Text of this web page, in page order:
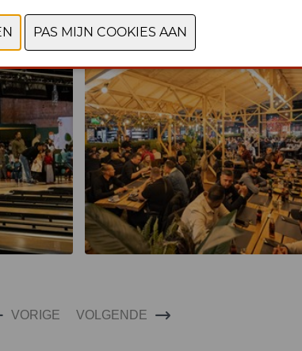
VORIGE VOLGENDE